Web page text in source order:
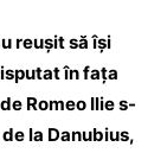
reuşit să îşi
în faţa
Romeo Ilie s-
la Danubius,